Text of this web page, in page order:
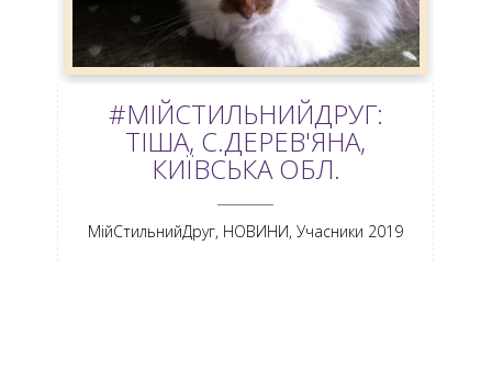
#МІЙСТИЛЬНИЙДРУГ:
ТІША, С.ДЕРЕВ'ЯНА,
КИЇВСЬКА ОБЛ.
МійСтильнийДруг, НОВИНИ,Учасники 2019